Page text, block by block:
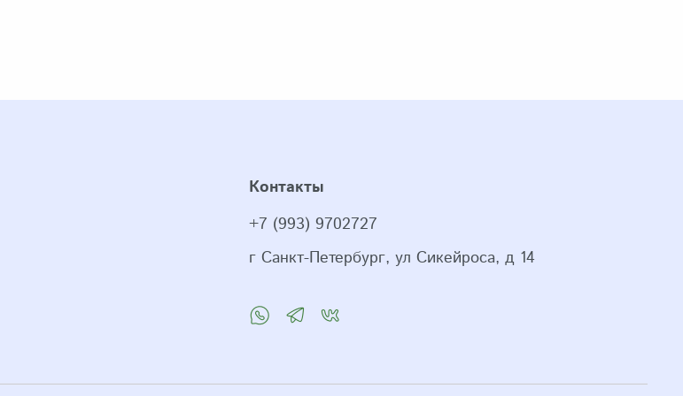
Контакты
+7 (993) 9702727
г Санкт-Петербург, ул Сикейроса, д 14